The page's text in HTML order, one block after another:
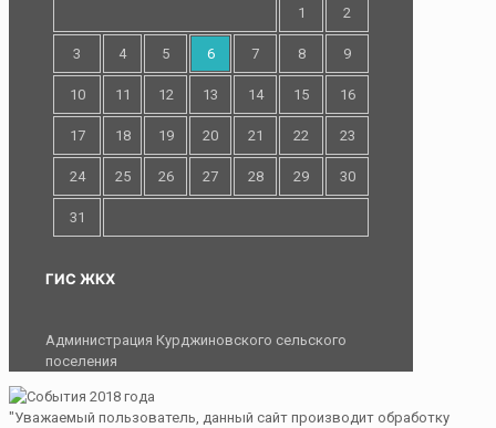
1 2
3 4 5 6 7 8 9
10 11 12 13 14 15 16
17 18 19 20 21 22 23
24 25 26 27 28 29 30
31
ГИС ЖКХ
Администрация Курджиновского сельского
поселения
"Уважаемый пользователь, данный сайт производит обработку